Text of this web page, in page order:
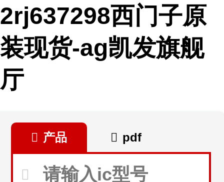
2rj637298西门子原
装现货-ag凯发旗舰
厅
产品 pdf